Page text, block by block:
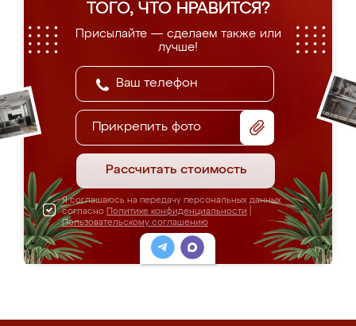
ТОГО, ЧТО НРАВИТСЯ?
Присылайте — сделаем также или
лучше!
Прикрепить фото
Рассчитать стоимость
Я соглашаюсь на передачу персональных данных
согласно Политике конфиденциальности
Пользовательскому соглашению